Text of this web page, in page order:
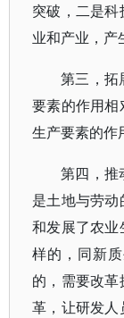
突破，二是
业和产业，产
第三，拓
要素的作用
生产要素的作
第四，推
是土地与劳
和发展了农
样的，同新
的，需要改
革，让研发